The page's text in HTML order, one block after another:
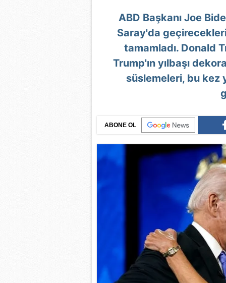
ABD Başkanı Joe
Saray'da geçirecekleri
tamamladı. Donald
Trump'ın yılbaşı
süslemeleri, bu kez
ABONE OL